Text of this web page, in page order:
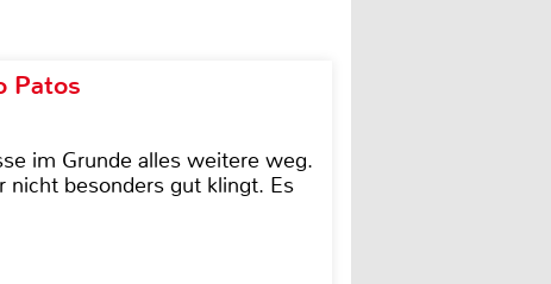
Patos
im Grunde alles weitere weg.
nicht besonders gut klingt. Es